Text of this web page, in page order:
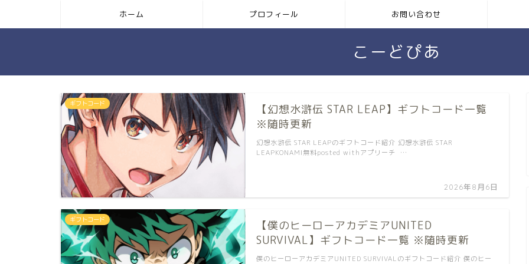
ホーム プロフィール お問い合わせ
こーどぴあ
ギフトコード
【幻想水滸伝 STAR LEAP】ギフトコード一覧
※随時更新
2026年8月6日
幻想水滸伝 STAR LEAPのギフトコード紹介 幻想水滸伝 STAR
LEAPKONAMI無料posted withアプリーチ …
ギフトコード
【僕のヒーローアカデミアUNITED
SURVIVAL】ギフトコード一覧 ※随時更新
僕のヒーローアカデミアUNITED SURVIVALのギフトコード紹介 僕のヒー